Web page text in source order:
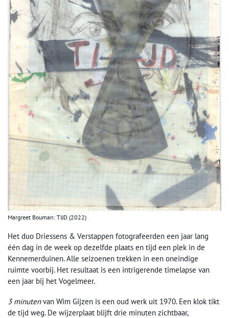
Margreet Bouman: TIJD (2022)
Het duo Driessens & Verstappen fotografeerden een jaar lang
één dag in de week op dezelfde plaats en tijd een plek in de
Kennemerduinen. Alle seizoenen trekken in een oneindige
ruimte voorbij. Het resultaat is een intrigerende timelapse van
een jaar bij het Vogelmeer.
3 minutenvan Wim Gijzen is een oud werk uit 1970. Een klok tikt
de tijd weg. De wijzerplaat blijft drie minuten zichtbaar,